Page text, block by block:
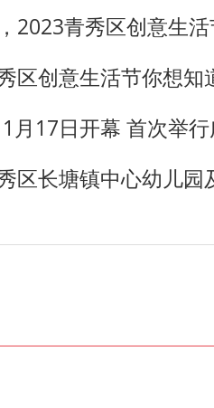
2023青秀区创意生
区创意生活节你想知
月17日开幕 首次举
区长塘镇中心幼儿园